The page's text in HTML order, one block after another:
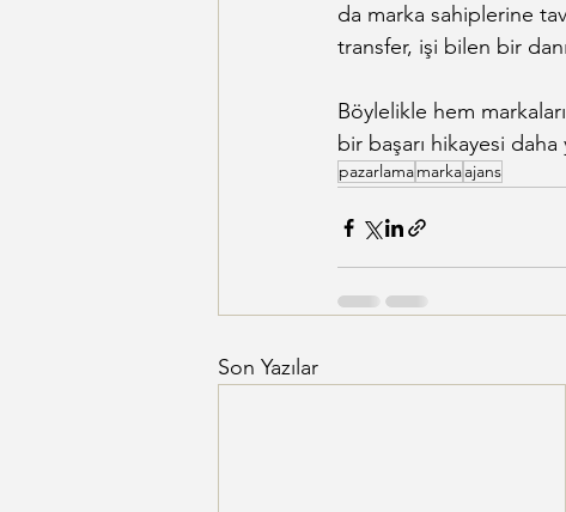
da marka sahiplerine
transfer, işi bilen bir
Böylelikle hem
bir başarı hikayesi daha
pazarlamamarkaajans
Son Yazılar